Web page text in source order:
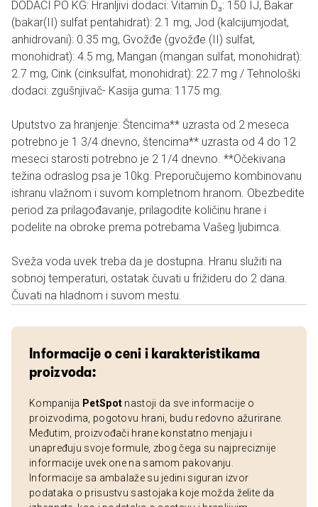
DODACI PO KG: Hranljivi dodaci: Vitamin D₃: 150 IJ, Bakar
(bakar(II) sulfat pentahidrat): 2.1 mg, Jod (kalcijumjodat,
anhidrovani): 0.35 mg, Gvožđe (gvožđe (II) sulfat,
monohidrat): 4.5 mg, Mangan (mangan sulfat, monohidrat):
2.7 mg, Cink (cinksulfat, monohidrat): 22.7 mg / Tehnološki
dodaci: zgušnjivač- Kasija guma: 1175 mg.
Uputstvo za hranjenje: Štencima** uzrasta od 2 meseca
potrebno je 1 3/4 dnevno, štencima** uzrasta od 4 do 12
meseci starosti potrebno je 2 1/4 dnevno. **Očekivana
težina odraslog psa je 10kg. Preporučujemo kombinovanu
ishranu vlažnom i suvom kompletnom hranom. Obezbedite
period za prilagođavanje, prilagodite količinu hrane i
podelite na obroke prema potrebama Vašeg ljubimca.
Sveža voda uvek treba da je dostupna. Hranu služiti na
sobnoj temperaturi, ostatak čuvati u frižideru do 2 dana.
Čuvati na hladnom i suvom mestu.
Informacije o ceni i karakteristikama
proizvoda:
Kompanija PetSpot nastoji da sve informacije o
proizvodima, pogotovu hrani, budu redovno ažurirane.
Međutim, proizvođači hrane konstatno menjaju i
unapređuju svoje formule, zbog čega su najpreciznije
informacije uvek one na samom pakovanju.
Informacije sa ambalaže su jedini siguran izvor
podataka o prisustvu sastojaka koje možda želite da